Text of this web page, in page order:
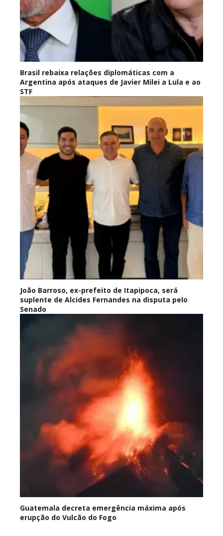
Brasil rebaixa relações diplomáticas com a
Argentina após ataques de Javier Milei a Lula e ao
STF
João Barroso, ex-prefeito de Itapipoca, será
suplente de Alcides Fernandes na disputa pelo
Senado
Guatemala decreta emergência máxima após
erupção do Vulcão do Fogo